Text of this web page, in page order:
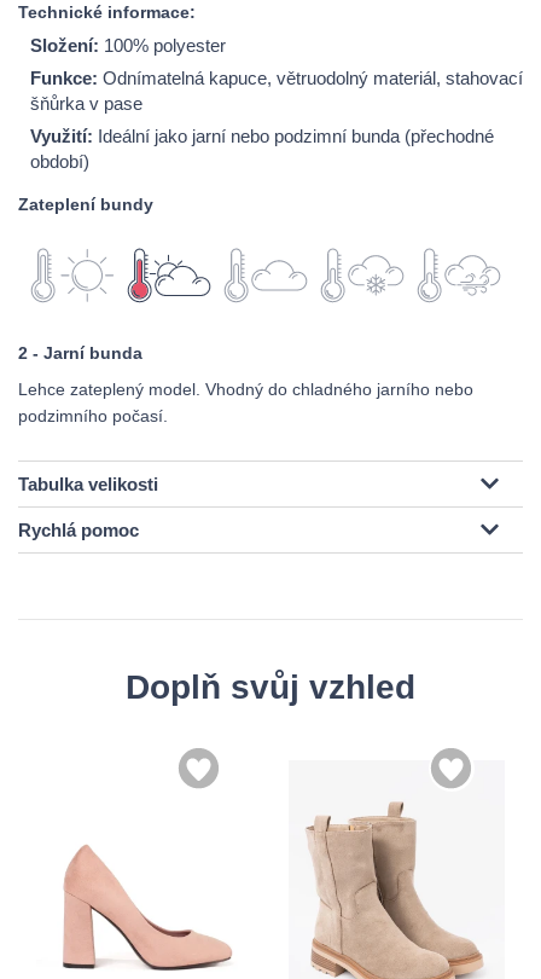
Technické informace:
Složení: 100% polyester
Funkce: Odnímatelná kapuce, větruodolný materiál, stahovací
šňůrka v pase
Využití: Ideální jako jarní nebo podzimní bunda (přechodné
období)
Zateplení bundy
2 - Jarní bunda
Lehce zateplený model. Vhodný do chladného jarního nebo
podzimního počasí.
Tabulka velikosti
Rychlá pomoc
Doplň svůj vzhled